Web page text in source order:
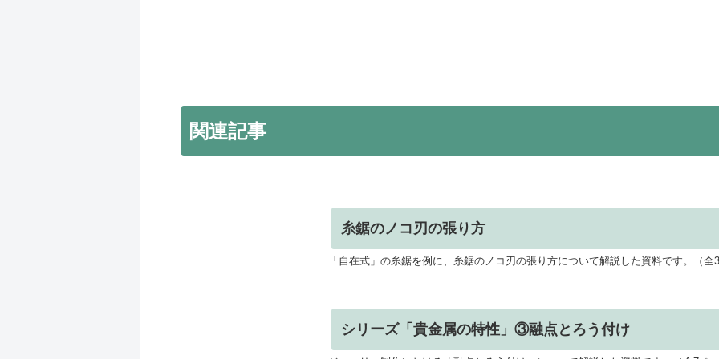
関連記事
糸鋸のノコ刃の張り方
「自在式」の糸鋸を例に、糸鋸のノコ刃の張り方について解説した資料です。（全3
シリーズ「貴金属の特性」③融点とろう付け